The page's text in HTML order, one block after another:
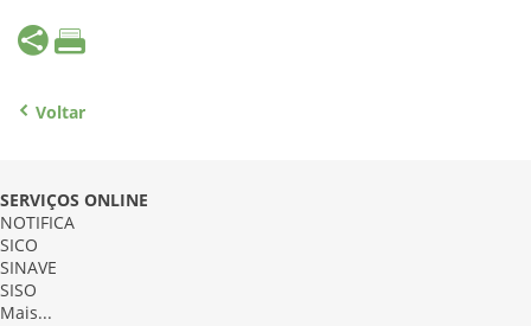
Voltar
SERVIÇOS ONLINE
NOTIFICA
SICO
SINAVE
SISO
Mais...